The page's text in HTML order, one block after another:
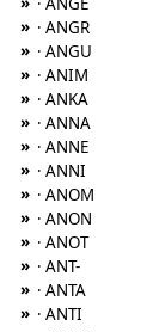
» · ANGR
» · ANGU
» · ANIM
» · ANKA
» · ANNA
» · ANNE
» · ANNI
» · ANOM
» · ANON
» · ANOT
» · ANT-
» · ANTA
» · ANTI